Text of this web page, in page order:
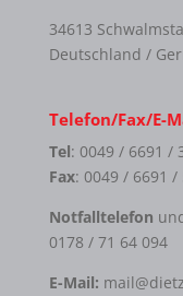
34613
Deutschland /
Telefon/Fax/E-
Tel: 0049 / 6691 /
Fax: 0049 / 6691 /
Notfalltelefon
0178 / 71 64 094
E-Mail: